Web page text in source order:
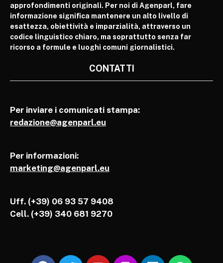
approfondimenti originali. Per noi di Agenparl, fare
informazione significa mantenere un alto livello di
esattezza, obiettività e imparzialità, attraverso un
codice linguistico chiaro, ma soprattutto senza far
ricorso a formule e luoghi comuni giornalistici.
CONTATTI
Per inviare i comunicati stampa:
redazione@agenparl.eu
Per informazioni:
marketing@agenparl.eu
Uff. (+39) 06 93 57 9408
Cell. (+39) 340 681 9270